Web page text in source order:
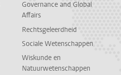
Governance and Global
Affairs
Rechtsgeleerdheid
Sociale Wetenschappen
Wiskunde en
Natuurwetenschappen